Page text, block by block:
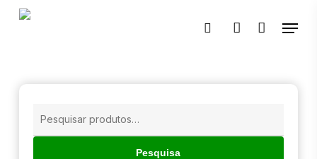
Skip
🔍
pesquisaraccount
Menu
Pesquisa